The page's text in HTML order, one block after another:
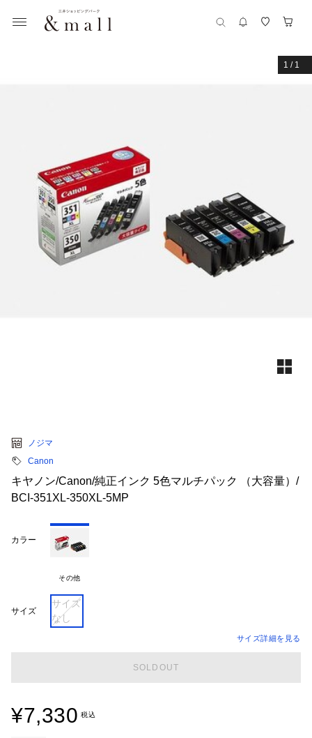
1 / 1
ノジマ
Canon
キヤノン/Canon/純正インク 5色マルチパック （大容量）/
BCI-351XL-350XL-5MP
カラー
その他
サイズ
サイズ
なし
サイズ詳細を見る
SOLDOUT
¥7,330 税込